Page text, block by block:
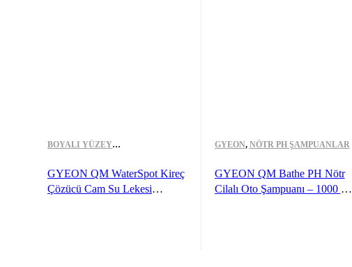
BOYALI YÜZEY
GYEON QM WaterSpot Kireç
Çözücü Cam Su Lekesi
GYEON, NÖTR PH ŞAMPUANLAR
GYEON QM Bathe PH Nötr
Cilalı Oto Şampuanı – 1000 ml